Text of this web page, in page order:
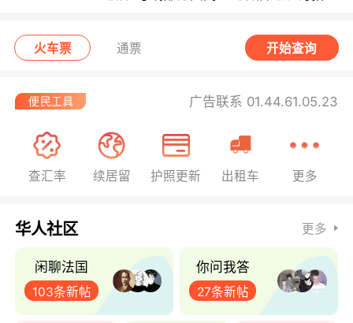
火车票 通票 开始查询
广告联系 01.44.61.05.23
查汇率 续居留 护照更新 出租车 更多
华人社区 更多
闲聊法国
103条新帖
你问我答
27条新帖